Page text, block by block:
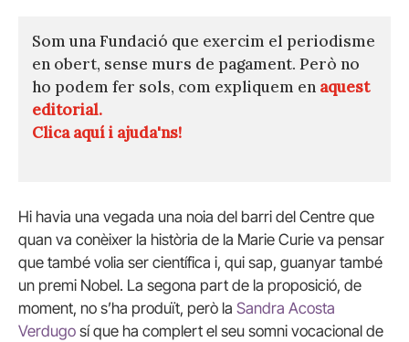
Som una Fundació que exercim el periodisme
en obert, sense murs de pagament. Però no
ho podem fer sols, com expliquem en aquest
editorial.
Clica aquí i ajuda'ns!
Hi havia una vegada una noia del barri del Centre que
quan va conèixer la història de la Marie Curie va pensar
que també volia ser científica i, qui sap, guanyar també
un premi Nobel. La segona part de la proposició, de
moment, no s’ha produït, però la Sandra Acosta
Verdugo sí que ha complert el seu somni vocacional de